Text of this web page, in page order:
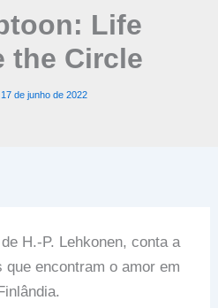
Life
the Circle
17 de junho de 2022
H.-P. Lehkonen, conta a
encontram o amor em